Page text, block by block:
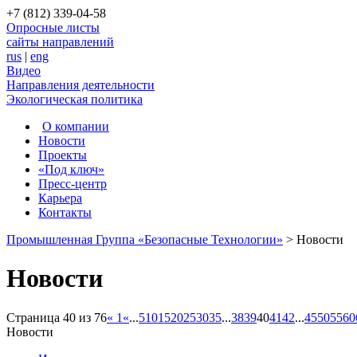
+7 (812) 339-04-58
Опросные листы
сайты направлений
rus | eng
Видео
Направления деятельности
Экологическая политика
О компании
Новости
Проекты
«Под ключ»
Пресс-центр
Карьера
Контакты
Промышленная Группа «Безопасные Технологии» > Новости
Новости
Страница 40 из 76« 1 «...5101520253035...3839404142...45505560
Новости